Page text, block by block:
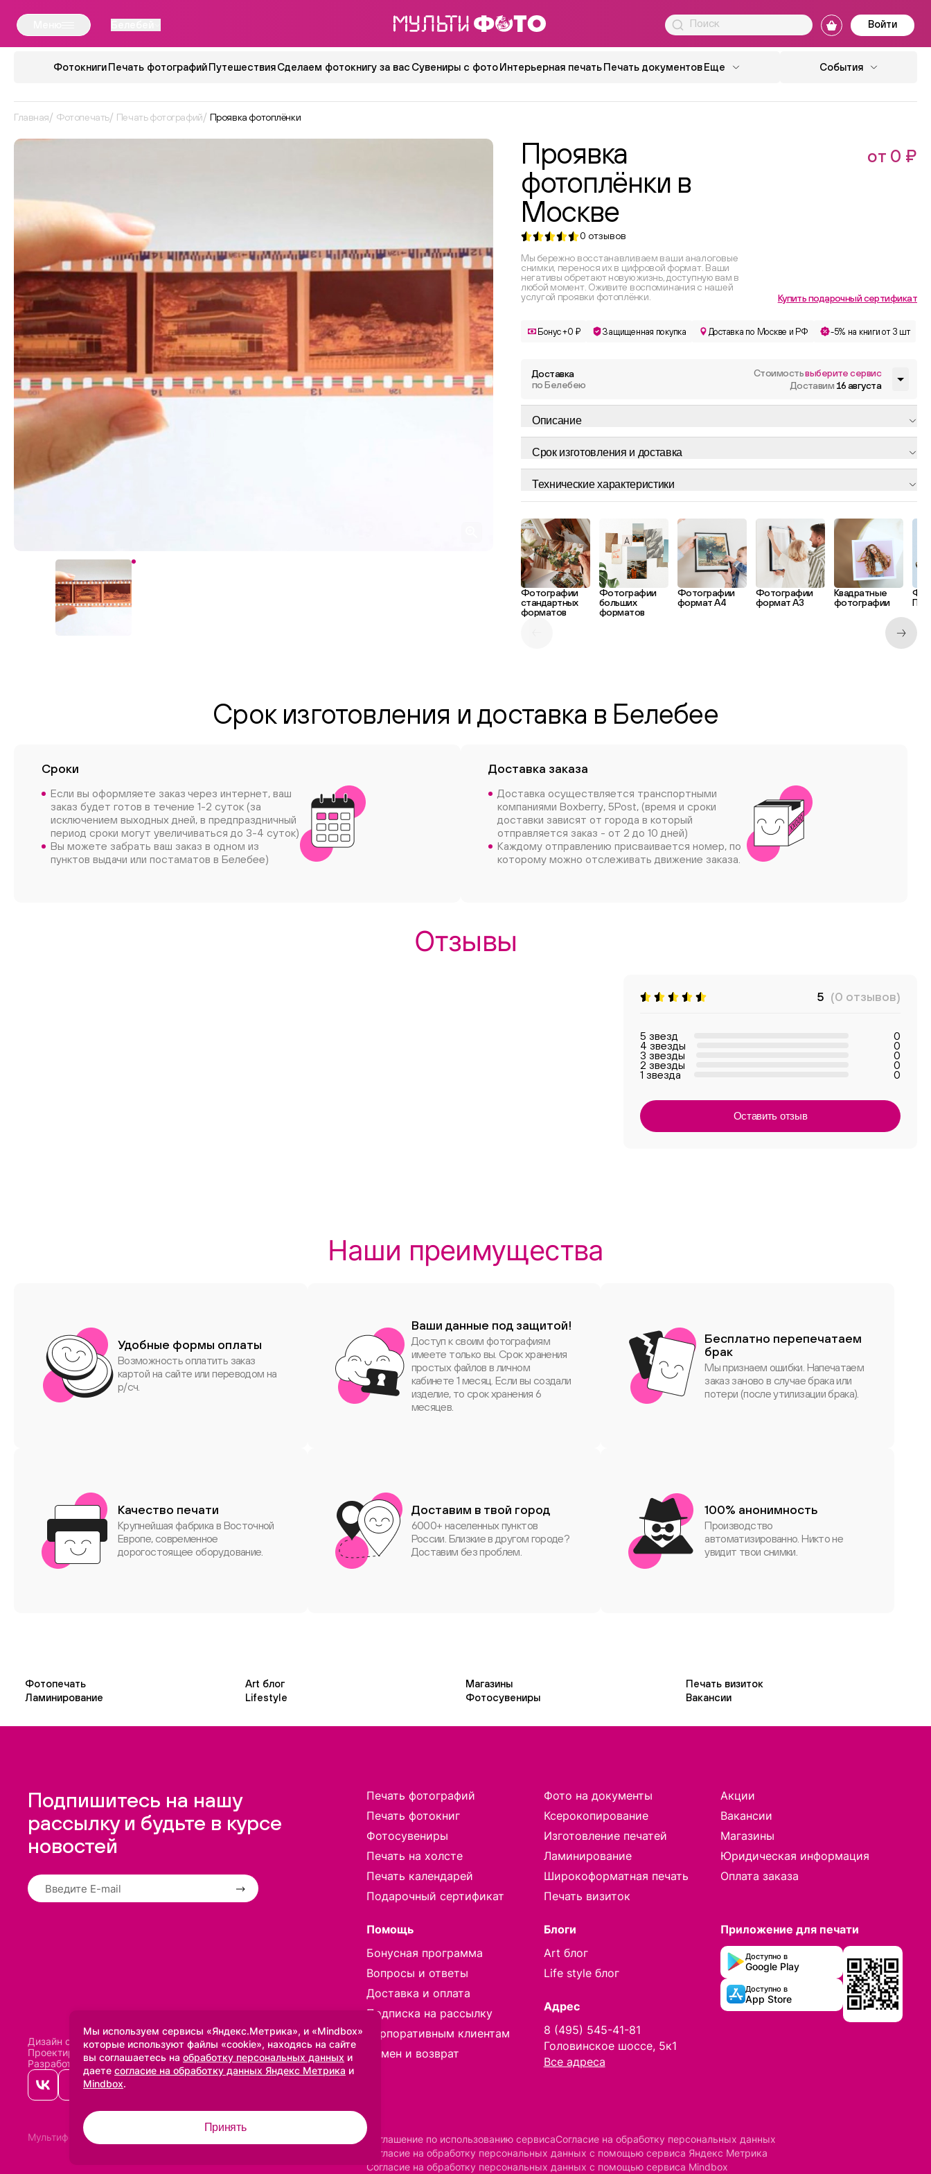
Войти
ФотокнигиПечать фотографийПутешествияСделаем фотокнигу за вас Сувениры с фотоИнтерьерная печатьПечать документовЕще События
Главная Фотопечать Печать фотографий Проявка фотоплёнки
Проявка
фотоплёнки в
Москве
от 0 ₽
0 отзывов
Мы бережно восстанавливаем ваши аналоговые
снимки, перенося их в цифровой формат. Ваши
негативы обретают новую жизнь, доступную вам в
любой момент. Оживите воспоминания с нашей
услугой проявки фотоплёнки.
Купить подарочный сертификат
Бонус +0 ₽ Защищенная покупка Доставка по Москве и РФ -5% на книги от 3 шт
Доставка
по Белебею
Стоимостьвыберите сервис
Доставим 16 августа
Описание
Срок изготовления и доставка
Технические характеристики
Фотографии
стандартных
форматов
Фотографии
больших
форматов
Фотографии
формат А4
Фотографии
формат А3
Квадратные
фотографии
Срок изготовления и доставка в Белебее
Сроки
Если вы оформляете заказ через интернет, ваш
заказ будет готов в течение 1-2 суток (за
исключением выходных дней, в предпраздничный
период сроки могут увеличиваться до 3-4 суток)
Вы можете забрать ваш заказ в одном из
пунктов выдачи или постаматов в Белебее)
Доставка заказа
Доставка осуществляется транспортными
компаниями Boxberry, 5Post, (время и сроки
доставки зависят от города в который
отправляется заказ - от 2 до 10 дней)
Каждому отправлению присваивается номер, по
которому можно отслеживать движение заказа.
Отзывы
5 (0 отзывов)
5 звезд 0
4 звезды 0
3 звезды 0
2 звезды 0
1 звезда 0
Оставить отзыв
Наши преимущества
Удобные формы оплаты
Возможность оплатить заказ
картой на сайте или переводом на
р/сч.
Ваши данные под защитой!
Доступ к своим фотографиям
имеете только вы. Срок хранения
простых файлов в личном
кабинете 1 месяц. Если вы создали
изделие, то срок хранения 6
месяцев.
Бесплатно перепечатаем
брак
Мы признаем ошибки. Напечатаем
заказ заново в случае брака или
потери (после утилизации брака).
Качество печати
Крупнейшая фабрика в Восточной
Европе, современное
дорогостоящее оборудование.
Доставим в твой город
6000+ населенных пунктов
России. Близкие в другом городе?
Доставим без проблем.
100% анонимность
Производство
автоматизированно. Никто не
увидит твои снимки.
Фотопечать Art блог Магазины
Печать визиток
Ламинирование
Lifestyle Фотосувениры Вакансии
Подпишитесь на нашу
рассылку и будьте в курсе
новостей
Дизайн сделан вUprock
Проектирование и SEO:
Baklenev SEO
Разработано в Qualitica
Печать фотографий
Печать фотокниг
Фотосувениры
Печать на холсте
Печать календарей
Подарочный сертификат
Фото на документы
Ксерокопирование
Изготовление печатей
Ламинирование
Широкоформатная печать
Печать визиток
Акции
Вакансии
Магазины
Юридическая информация
Оплата заказа
Помощь
Бонусная программа
Вопросы и ответы
Доставка и оплата
Подписка на рассылку
Корпоративным клиентам
Обмен и возврат
Блоги
Art блог
Life style блог
Адрес
8 (495) 545-41-81
Головинское шоссе, 5к1
Все адреса
Приложение для печати
Доступно в
Google Play
Доступно в
App Store
Мультифото 2005-2026 © Соглашение по использованию сервисаСогласие на обработку персональных данных
Согласие на обработку персональных данных с помощью сервиса Яндекс Метрика
Согласие на обработку персональных данных с помощью сервиса Mindbox
Мы используем сервисы «Яндекс.Метрика», и «Mindbox»
которые используют файлы «cookie», находясь на сайте
вы соглашаетесь на обработку персональных данных и
даете согласие на обработку данных Яндекс Метрика и
Mindbox.
Принять